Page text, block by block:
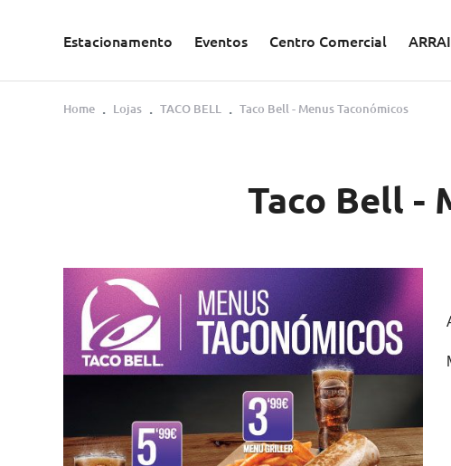
Estacionamento Eventos Centro Comercial
Home Lojas TACO BELL Taco Bell - Menus Taconómicos
Taco Bell -